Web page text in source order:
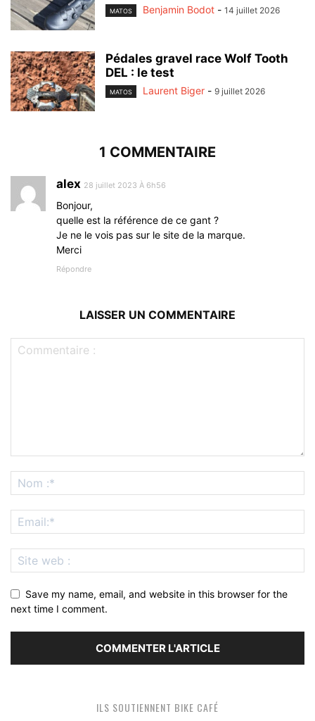
MATOS Benjamin Bodot - 14 juillet 2026
Pédales gravel race Wolf Tooth
DEL : le test
MATOS Laurent Biger - 9 juillet 2026
1 COMMENTAIRE
alex 28 juillet 2023 À 6h56
Bonjour,
quelle est la référence de ce gant ?
Je ne le vois pas sur le site de la marque.
Merci
Répondre
LAISSER UN COMMENTAIRE
Save my name, email, and website in this browser for the
next time I comment.